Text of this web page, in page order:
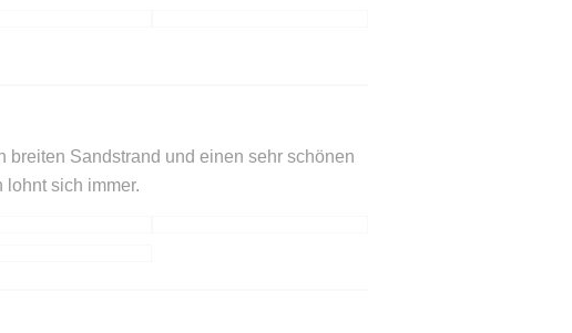
breiten Sandstrand und einen sehr schönen
sich immer.